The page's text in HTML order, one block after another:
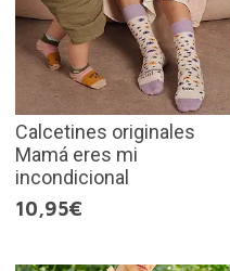
Calcetines originales
Mamá eres mi
incondicional
10,95€